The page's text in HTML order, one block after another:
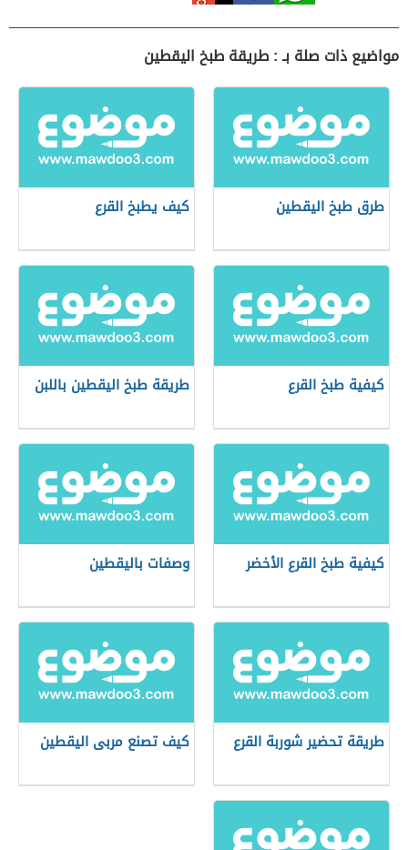
مواضيع ذات صلة بـ : طريقة طبخ اليقطين
طرق طبخ اليقطين كيف يطبخ القرع
كيفية طبخ القرع طريقة طبخ اليقطين باللبن
كيفية طبخ القرع الأخضر وصفات باليقطين
طريقة تحضير شوربة القرع كيف تصنع مربى اليقطين